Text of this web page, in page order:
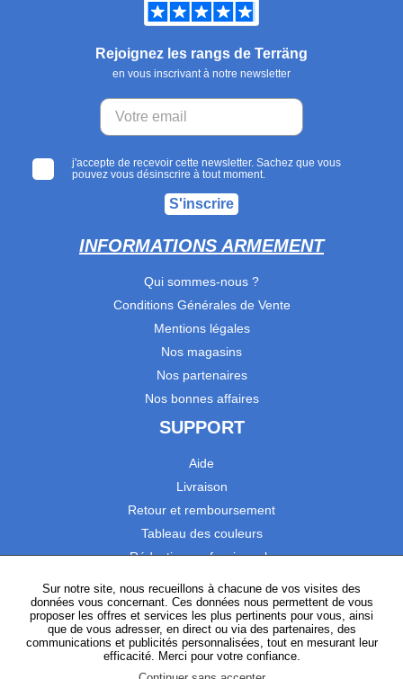
Rejoignez les rangs de Terräng
en vous inscrivant à notre newsletter
j'accepte de recevoir cette newsletter. Sachez que vous
pouvez vous désinscrire à tout moment.
S'inscrire
INFORMATIONS ARMEMENT
Qui sommes-nous ?
Conditions Générales de Vente
Mentions légales
Nos magasins
Nos partenaires
Nos bonnes affaires
SUPPORT
Aide
Livraison
Retour et remboursement
Tableau des couleurs
Réduction professionnels
Catalogues
Satisfaction Clients
SUIVEZ-NOUS
Sur notre site, nous recueillons à chacune de vos visites des
données vous concernant. Ces données nous permettent de vous
proposer les offres et services les plus pertinents pour vous, ainsi
que de vous adresser, en direct ou via des partenaires, des
communications et publicités personnalisées, tout en mesurant leur
efficacité. Merci pour votre confiance.